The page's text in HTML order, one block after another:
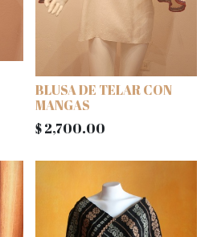
BLUSA DE TELAR CON
MANGAS
$2,700.00